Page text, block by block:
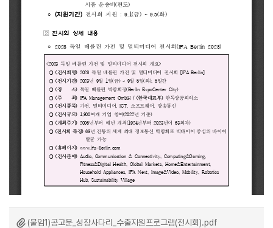
(붙임1)공고문_성장사다리_수출지원프로그램(전시회).pdf